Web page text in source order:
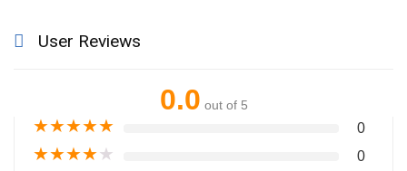
User Reviews
0.0 out of 5
★★★★★ 0
★★★★★ 0